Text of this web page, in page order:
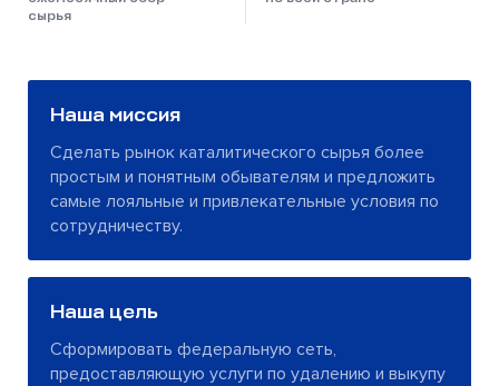
сырья
Наша миссия
Сделать рынок каталитического сырья более
простым и понятным обывателям и предложить
самые лояльные и привлекательные условия по
сотрудничеству.
Наша цель
Сформировать федеральную сеть,
предоставляющую услуги по удалению и выкупу